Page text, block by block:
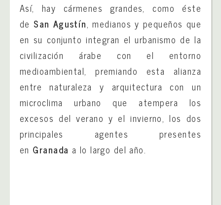
Así, hay cármenes grandes, como éste
deSan Agustín, medianos y pequeños que
en su conjunto integran el urbanismo de la
civilización árabe con el entorno
medioambiental, premiando esta alianza
entre naturaleza y arquitectura con un
microclima urbano que atempera los
excesos del verano y el invierno, los dos
principales agentes presentes
en Granada a lo largo del año.